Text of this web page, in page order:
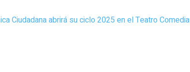
Ciudadana abrirá su ciclo 2025 en el Teatro Comedia